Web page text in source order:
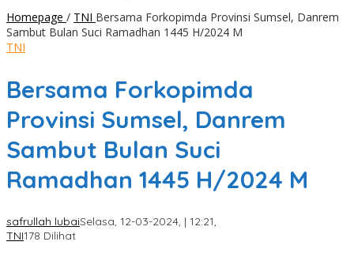
Homepage / TNI Bersama Forkopimda Provinsi Sumsel, Danrem
Sambut Bulan Suci Ramadhan 1445 H/2024 M
TNI
Bersama Forkopimda
Provinsi Sumsel, Danrem
Sambut Bulan Suci
Ramadhan 1445 H/2024 M
safrullah lubaiSelasa, 12-03-2024, | 12:21,
TNI178 Dilihat